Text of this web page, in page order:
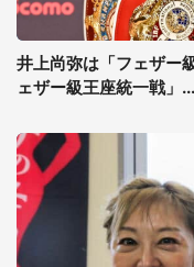
井上尚弥は「フェザー
ェザー級王座統一戦」